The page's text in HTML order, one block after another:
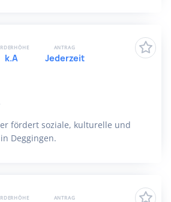
fördert soziale, kulturelle und
Deggingen.
k.A
ANTRAG
Jederzeit
ANTRAG